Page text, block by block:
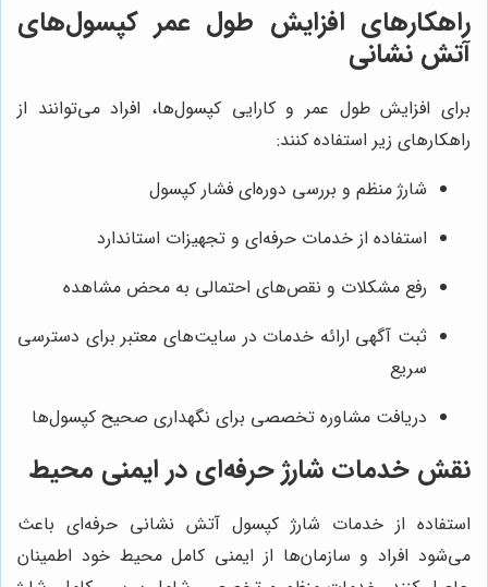
راهکارهای افزایش طول عمر کپسول‌های
آتش نشانی
برای افزایش طول عمر و کارایی کپسول‌ها، افراد می‌توانند از
راهکارهای زیر استفاده کنند:
شارژ منظم و بررسی دوره‌ای فشار کپسول
استفاده از خدمات حرفه‌ای و تجهیزات استاندارد
رفع مشکلات و نقص‌های احتمالی به محض مشاهده
ثبت آگهی ارائه خدمات در سایت‌های معتبر برای دسترسی
سریع
دریافت مشاوره تخصصی برای نگهداری صحیح کپسول‌ها
نقش خدمات شارژ حرفه‌ای در ایمنی محیط
استفاده از خدمات شارژ کپسول آتش نشانی حرفه‌ای باعث
می‌شود افراد و سازمان‌ها از ایمنی کامل محیط خود اطمینان